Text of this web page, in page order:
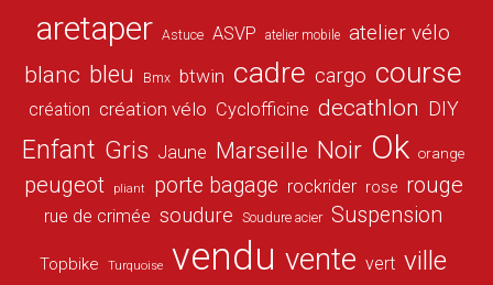
aretaper Astuce ASVP atelier mobile atelier vélo
blanc bleu Bmx btwin cadre cargo course
création création vélo Cyclofficine decathlon DIY
Enfant Gris Jaune Marseille Noir Ok orange
peugeot pliant porte bagage rockrider rose rouge
rue de crimée soudure Soudure acier Suspension
Topbike Turquoise vendu vente vert ville